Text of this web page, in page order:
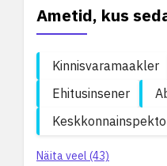
Ametid, kus
Kinnisvaramaakler
Ehitusinsener
Näita veel (43)